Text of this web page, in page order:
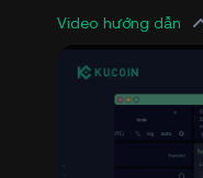
Video hướng dẫn